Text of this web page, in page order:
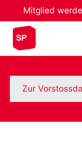
Mitglied
Zur